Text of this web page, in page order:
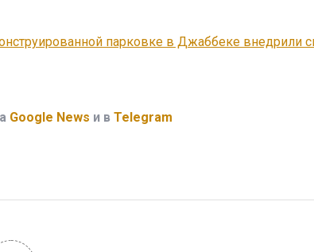
парковке в Джаббеке внедрили
Google News и в Telegram